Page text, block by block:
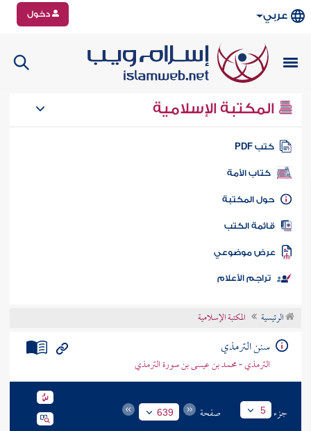
عربي دخول
المكتبة الإسلامية
كتب PDF
كتاب الأمة
المكتبة
الكتب
موضوعي
تراجم الأعلام
الرئيسية المكتبة الإسلامية
سنن الترمذي
الترمذي - محمد بن عيسى بن سورة الترمذي
جزء 5 صفحة 639